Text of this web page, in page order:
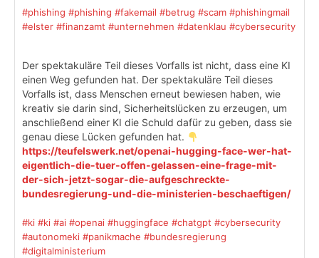
#phishing #phishing #fakemail #betrug #scam #phishingmail
#elster #finanzamt #unternehmen #datenklau #cybersecurity
Der spektakuläre Teil dieses Vorfalls ist nicht, dass eine KI
einen Weg gefunden hat. Der spektakuläre Teil dieses
Vorfalls ist, dass Menschen erneut bewiesen haben, wie
kreativ sie darin sind, Sicherheitslücken zu erzeugen, um
anschließend einer KI die Schuld dafür zu geben, dass sie
genau diese Lücken gefunden hat.
https://teufelswerk.net/openai-hugging-face-wer-hat-
eigentlich-die-tuer-offen-gelassen-eine-frage-mit-
der-sich-jetzt-sogar-die-aufgeschreckte-
bundesregierung-und-die-ministerien-beschaeftigen/
#ki #ki #ai #openai #huggingface #chatgpt #cybersecurity
#autonomeki #panikmache #bundesregierung
#digitalministerium